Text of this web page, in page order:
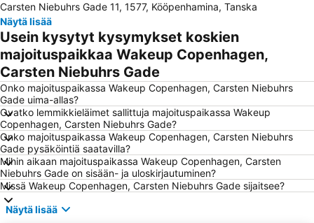
Kongens Nytorv
Østerbro
Amager Centret
Rådhuspladsen
Ørestad
Frederiksberg
Royal Copenhagen
Hornbæk Vest
Strøget
Snekkersten
Christiania
Copenhagen Port
Dansk jødisk museum
Malmö Arena
Fisketorvet
National Museet
Kanalen
Roskilde Festival
Operaen
Carsten Niebuhrs Gade 11, 1577, Kööpenhamina, Tanska
Näytä lisää
Usein kysytyt kysymykset koskien
majoituspaikkaa Wakeup Copenhagen,
Carsten Niebuhrs Gade
Onko majoituspaikassa Wakeup Copenhagen, Carsten Niebuhrs
Gade uima-allas?
Ovatko lemmikkieläimet sallittuja majoituspaikassa Wakeup
Copenhagen, Carsten Niebuhrs Gade?
Onko majoituspaikassa Wakeup Copenhagen, Carsten Niebuhrs
Gade pysäköintiä saatavilla?
Mihin aikaan majoituspaikassa Wakeup Copenhagen, Carsten
Niebuhrs Gade on sisään- ja uloskirjautuminen?
Missä Wakeup Copenhagen, Carsten Niebuhrs Gade sijaitsee?
Näytä lisää